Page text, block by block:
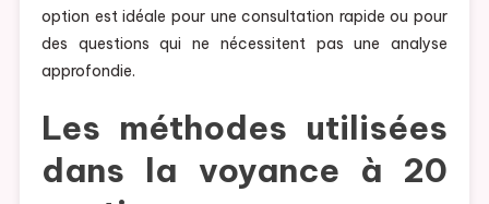
option est idéale pour une consultation rapide ou pour
des questions qui ne nécessitent pas une analyse
approfondie.
Les méthodes utilisées
dans la voyance à 20